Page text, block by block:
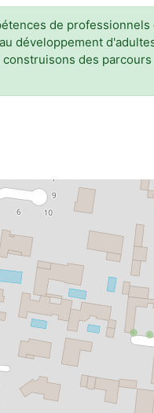
de
développement
des